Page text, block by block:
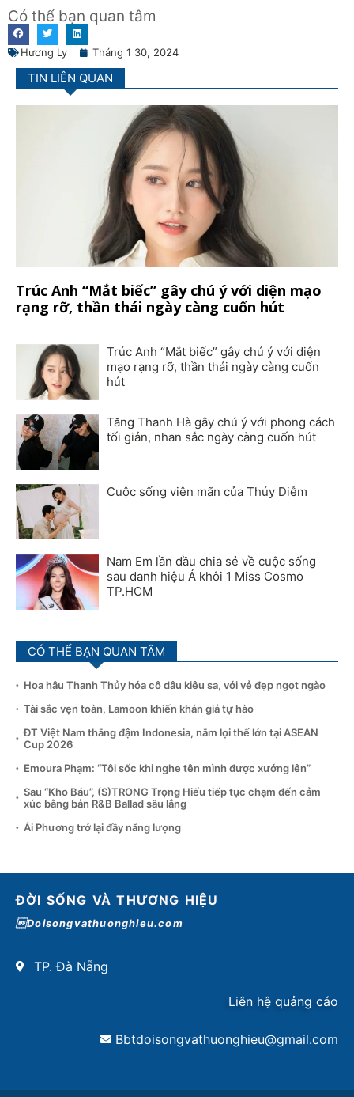
Có thể bạn quan tâm
Hương Ly Tháng 1 30, 2024
TIN LIÊN QUAN
Trúc Anh “Mắt biếc” gây chú ý với diện mạo
rạng rỡ, thần thái ngày càng cuốn hút
Trúc Anh “Mắt biếc” gây chú ý với diện
mạo rạng rỡ, thần thái ngày càng cuốn
hút
Tăng Thanh Hà gây chú ý với phong cách
tối giản, nhan sắc ngày càng cuốn hút
Cuộc sống viên mãn của Thúy Diễm
Nam Em lần đầu chia sẻ về cuộc sống
sau danh hiệu Á khôi 1 Miss Cosmo
TP.HCM
CÓ THỂ BẠN QUAN TÂM
Hoa hậu Thanh Thủy hóa cô dâu kiêu sa, với vẻ đẹp ngọt ngào
Tài sắc vẹn toàn, Lamoon khiến khán giả tự hào
ĐT Việt Nam thắng đậm Indonesia, nắm lợi thế lớn tại ASEAN
Cup 2026
Emoura Phạm: “Tôi sốc khi nghe tên mình được xướng lên”
Sau “Kho Báu”, (S)TRONG Trọng Hiếu tiếp tục chạm đến cảm
xúc bằng bản R&B Ballad sâu lắng
Ái Phương trở lại đầy năng lượng
ĐỜI SỐNG VÀ THƯƠNG HIỆU
Doisongvathuonghieu.com
TP. Đà Nẵng
Liên hệ quảng cáo
Bbtdoisongvathuonghieu@gmail.com